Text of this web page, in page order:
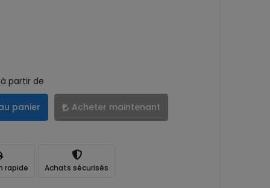
partir de
panier Acheter maintenant
rapide Achats sécurisés